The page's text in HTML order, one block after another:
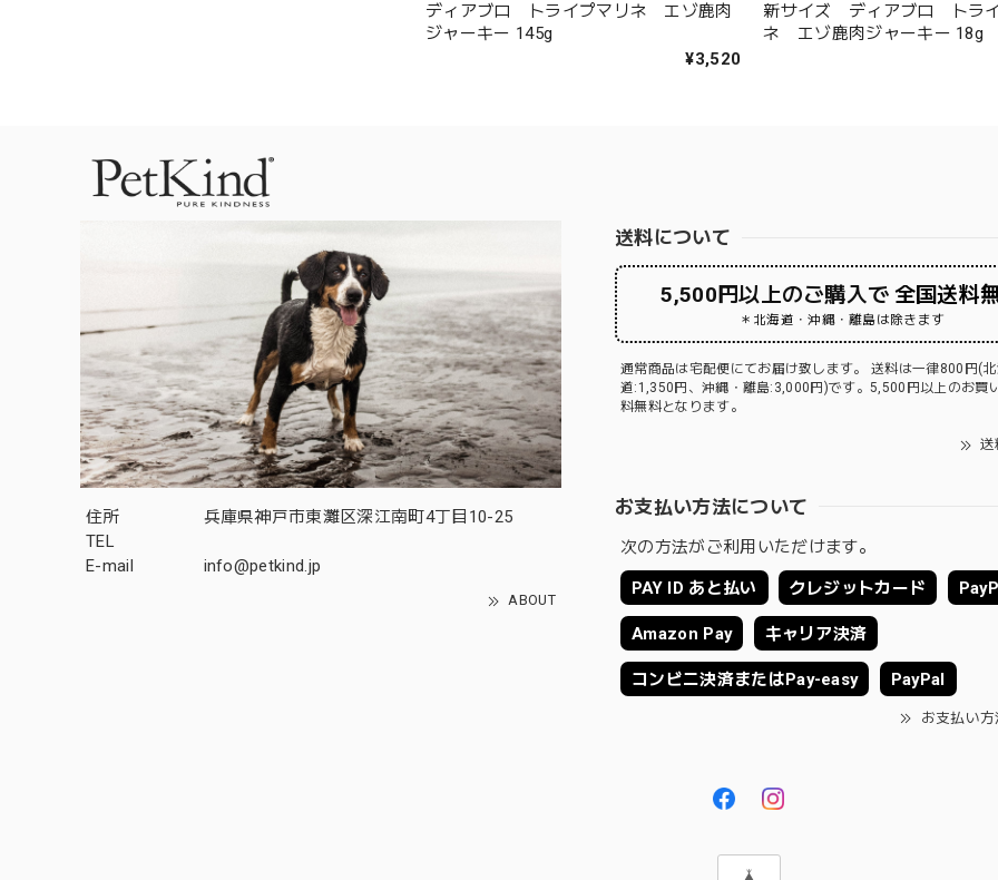
ディアブロ トライプマリネ エゾ鹿肉
ジャーキー 145g
¥3,520
新サイズ ディアブロ トラ
ネ エゾ鹿肉ジャーキー 18g
住所
兵庫県神戸市東灘区深江南町4丁目10-25
TEL
E-mail
info@petkind.jp
ABOUT
送料について
5,500円以上のご購入で 全国送料
＊北海道・沖縄・離島は除きます
通常商品は宅配便にてお届け致します。 送料は一律800円(
道:1,350円、沖縄・離島:3,000円)です。5,500円以上のお買
料無料となります。
送
お支払い方法について
次の方法がご利用いただけます。
PAY ID あと払い クレジットカード
Amazon Pay キャリア決済
コンビニ決済またはPay-easy PayPal
お支払い